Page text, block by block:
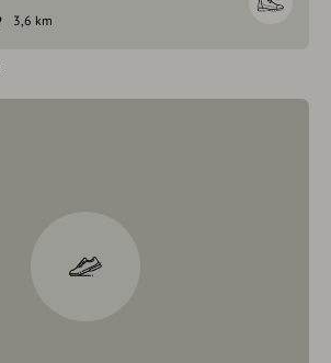
3,6 km